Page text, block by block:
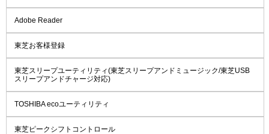
Adobe Reader
東芝お客様登録
東芝スリープユーティリティ(東芝スリープアンドミュージック/東芝USB
スリープアンドチャージ対応)
TOSHIBA ecoユーティリティ
東芝ピークシフトコントロール